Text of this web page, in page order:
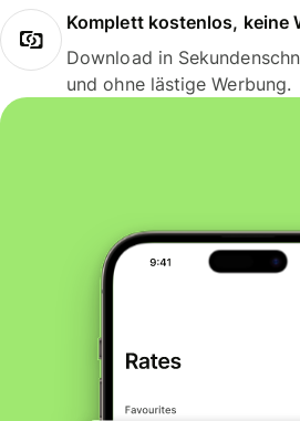
Komplett kostenlos, keine
Download in
und ohne lästige Werbung.